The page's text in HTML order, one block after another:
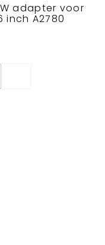
adapter voor
inch A2780